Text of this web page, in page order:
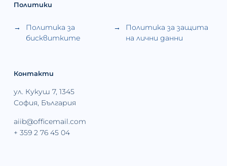
Политики
Политика за
бисквитките
Политика за защита
на лични данни
Контакти
ул. Кукуш 7, 1345
София, България
aiib@officemail.com
+ 359 2 76 45 04